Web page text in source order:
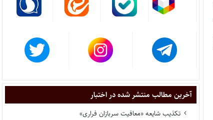
آخرین مطالب منتشر شده در اختبار
تکذیب شایعه «معافیت سربازان فراری»